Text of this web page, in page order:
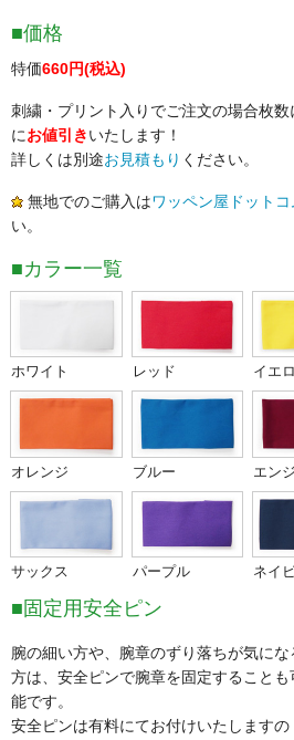
■価格
特価660円(税込)
刺繍・プリント入りでご注文の場合枚
にお値引きいたします！
詳しくは別途お見積もり ください。
無地でのご購入はワッペン屋ドット
い。
■カラー一覧
ホワイト レッド イエ
オレンジ ブルー エンジ
サックス パープル ネイ
■固定用安全ピン
腕の細い方や、腕章のずり落ちが気にな
方は、安全ピンで腕章を固定することも
能です。
安全ピンは有料にてお付けいたしますの